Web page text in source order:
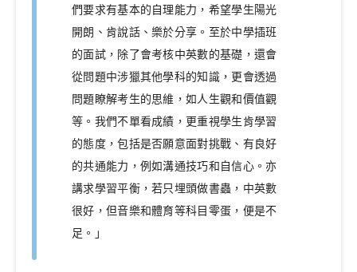
們要求有基本的自理能力，希望學生陽光
開朗、肯說話、樂於分享。至於中學插班
的面試，除了會考核中英數的基礎，還會
從問題中涉獵其他學科的知識，更會透過
問題瞭解考生的思維，如人生觀和價值觀
等。我們不單看成績，更重視學生肯學習
的態度，包括是否願意面對挑戰、有良好
的共通能力，例如溝通技巧和自信心。亦
講求學習平衡，若只埋頭做書蟲，中英數
很好，但音樂和體育等科目零蛋，便是不
足。」